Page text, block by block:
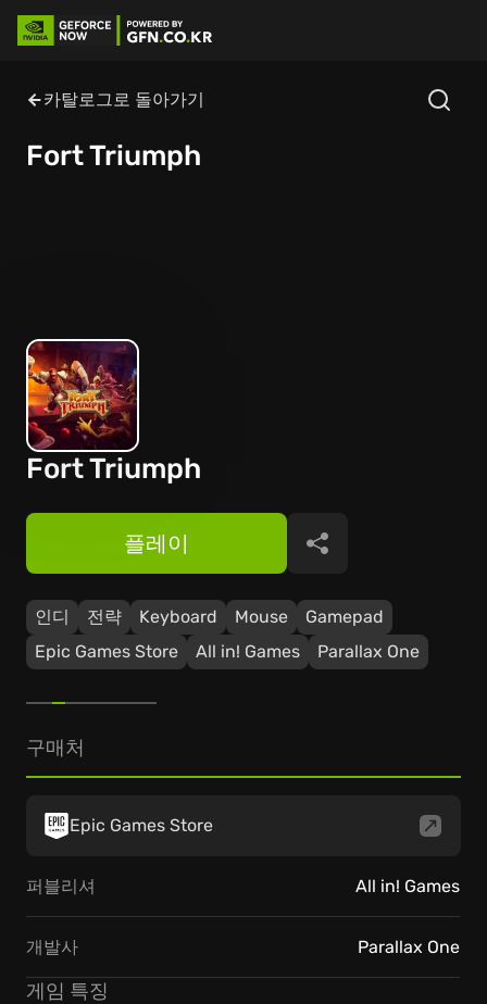
카탈로그로 돌아가기
Fort Triumph
Fort Triumph
인디 전략 Keyboard Mouse
Gamepad
Epic Games Store
All in! Games Parallax One
플레이 공유
구매처
Epic Games Store
퍼블리셔 All in! Games
개발사 Parallax One
게임 특징